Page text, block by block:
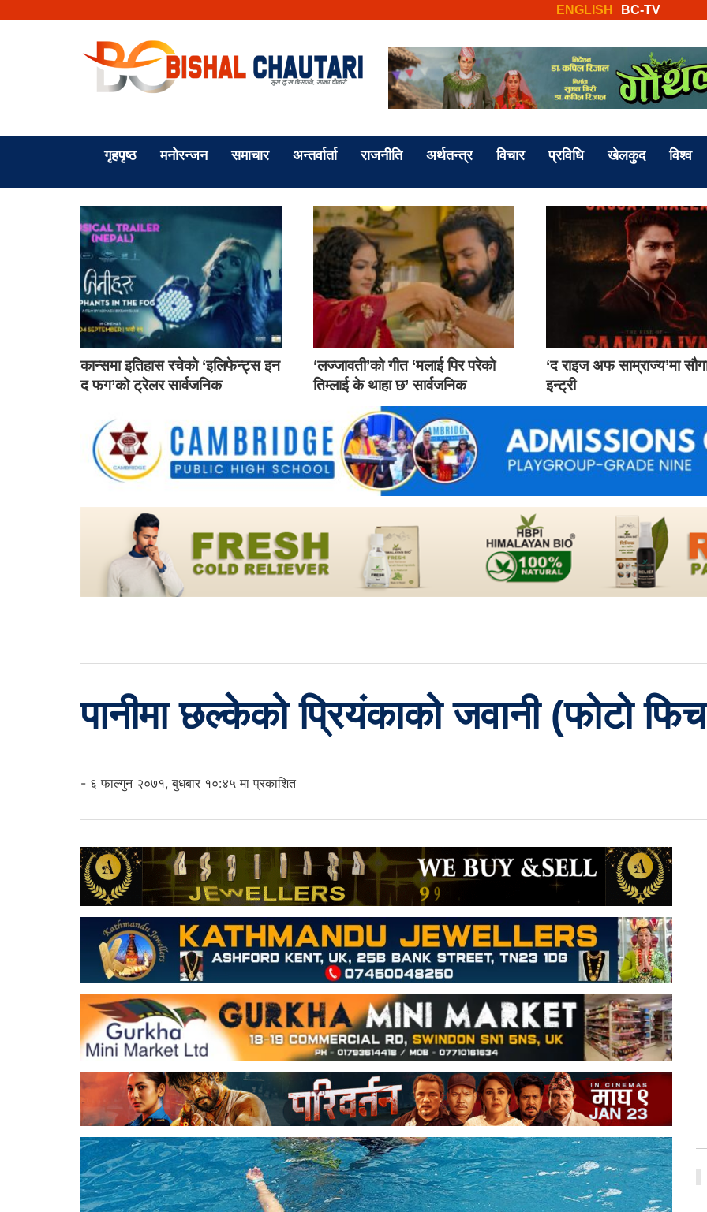
BC-TV
ENGLISH
गृहपृष्ठ मनोरन्जन समाचार अन्तर्वार्ता राजनीति अर्थतन्त्र विचार प्रविधि खेलकुद विश्व
कान्समा इतिहास रचेको ‘इलिफेन्ट्स इन
द फग’को ट्रेलर सार्वजनिक
‘लज्जावती’को गीत ‘मलाई पिर परेको
तिम्लाई के थाहा छ’ सार्वजनिक
‘द राइज अफ साम्राज्य’मा
इन्ट्री
पानीमा छल्केको प्रियंकाको जवानी (फोटो
- ६ फाल्गुन २०७१, बुधबार १०:४५ मा प्रकाशित